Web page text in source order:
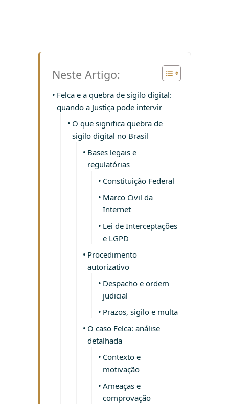
Neste Artigo:
Felca e a quebra de sigilo digital:
quando a Justiça pode intervir
O que significa quebra de
sigilo digital no Brasil
Bases legais e
regulatórias
Constituição Federal
Marco Civil da
Internet
Lei de Interceptações
e LGPD
Procedimento
autorizativo
Despacho e ordem
judicial
Prazos, sigilo e multa
O caso Felca: análise
detalhada
Contexto e
motivação
Ameaças e
comprovação